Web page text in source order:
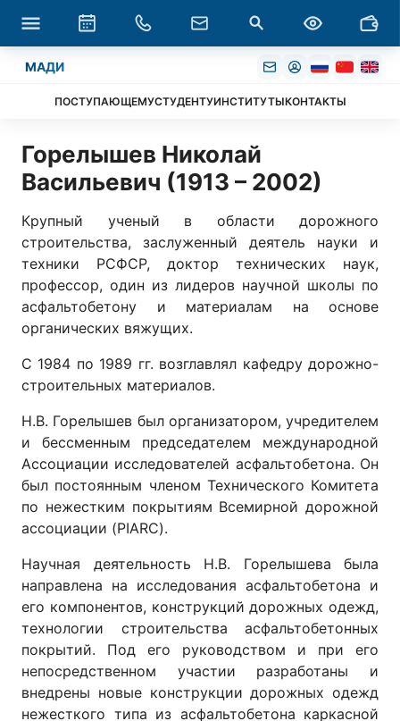
МАДИ
ПОСТУПАЮЩЕМУСТУДЕНТУИНСТИТУТЫКОНТАКТЫ
Горелышев Николай
Васильевич (1913 – 2002)
Крупный ученый в области дорожного
строительства, заслуженный деятель науки и
техники РСФСР, доктор технических наук,
профессор, один из лидеров научной школы по
асфальтобетону и материалам на основе
органических вяжущих.
С 1984 по 1989 гг. возглавлял кафедру дорожно-
строительных материалов.
Н.В. Горелышев был организатором, учредителем
и бессменным председателем международной
Ассоциации исследователей асфальтобетона. Он
был постоянным членом Технического Комитета
по нежестким покрытиям Всемирной дорожной
ассоциации (PIARC).
Научная деятельность Н.В. Горелышева была
направлена на исследования асфальтобетона и
его компонентов, конструкций дорожных одежд,
технологии строительства асфальтобетонных
покрытий. Под его руководством и при его
непосредственном участии разработаны и
внедрены новые конструкции дорожных одежд
нежесткого типа из асфальтобетона каркасной